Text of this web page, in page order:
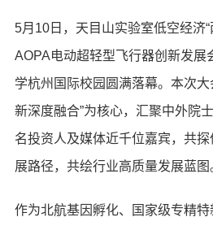
5月10日，天目山实验室低空经济“
AOPA电动超轻型飞行器创新发展
学杭州国际校园圆满落幕。本次大
新深度融合”为核心，汇聚中外院
名投资人及媒体近千位嘉宾，共
展路径，共绘行业高质量发展蓝图
作为北航基因孵化、国家级专精特